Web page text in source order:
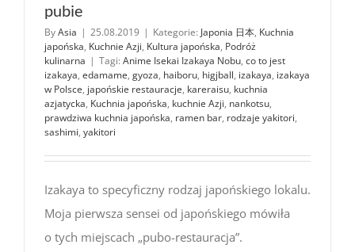
pubie
ByAsia | 25.08.2019 | Kategorie: Japonia 日本, Kuchnia
japońska, Kuchnie Azji, Kultura japońska, Podróż
kulinarna | Tagi: Anime Isekai Izakaya Nobu, co to jest
izakaya, edamame, gyoza, haiboru, higjball, izakaya, izakaya
w Polsce, japońskie restauracje, kareraisu, kuchnia
azjatycka, Kuchnia japońska, kuchnie Azji, nankotsu,
prawdziwa kuchnia japońska, ramen bar, rodzaje yakitori,
sashimi, yakitori
Izakaya to specyficzny rodzaj japońskiego lokalu.
Moja pierwsza sensei od japońskiego mówiła
o tych miejscach „pubo-restauracja”.